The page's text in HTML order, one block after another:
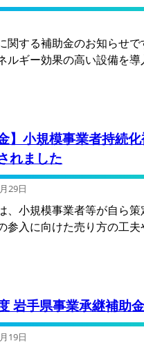
関する補助金のお知らせ
ルギー効果の高い設備を
】小規模事業者持続
れました
29日
、小規模事業者等が自ら
参入に向けた売り方の工
岩手県事業承継補助
19日